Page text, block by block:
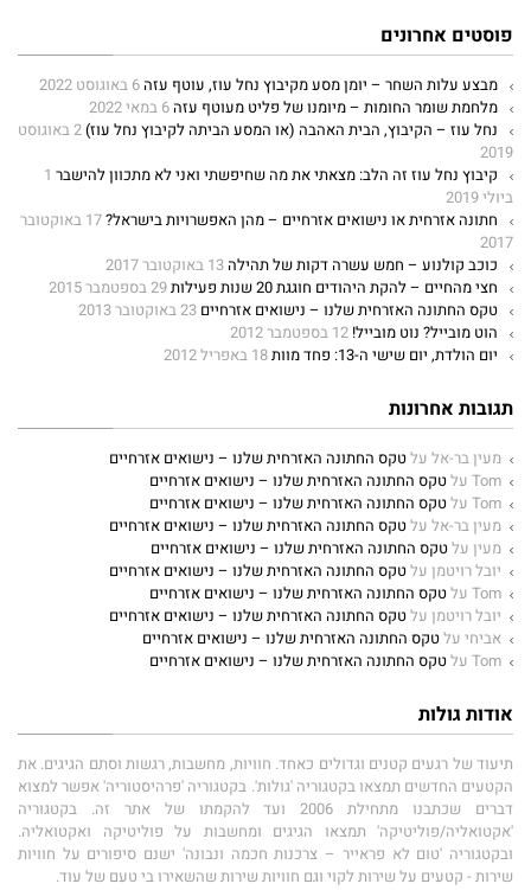
פוסטים אחרונים
מבצע עלות השחר – יומן מסע מקיבוץ נחל עוז, עוטף עזה 6 באוגוסט 2022
מלחמת שומר החומות – מיומנו של פליט מעוטף עזה 6 במאי 2022
נחל עוז – הקיבוץ, הבית האהבה (או המסע הביתה לקיבוץ נחל עוז)
2 באוגוסט
2019
קיבוץ נחל עוז זה הלב: מצאתי את מה שחיפשתי ואני לא מתכוון להישבר 1
ביולי 2019
חתונה אזרחית או נישואים אזרחיים – מהן האפשרויות בישראל?
17 באוקטובר
2017
כוכב קולנוע – חמש עשרה דקות של תהילה 13 באוקטובר 2017
חצי מהחיים – להקת היהודים חוגגת 20 שנות פעילות
29 בספטמבר 2015
טקס החתונה האזרחית שלנו – נישואים אזרחיים 23 באוקטובר 2013
הוט מובייל? נוט מובייל! 12 בספטמבר 2012
יום הולדת, יום שישי ה-13: פחד מוות
18 באפריל 2012
תגובות אחרונות
מעין בר-אל עלטקס החתונה האזרחית שלנו – נישואים אזרחיים
Tom עלטקס החתונה האזרחית שלנו – נישואים אזרחיים
Tom עלטקס החתונה האזרחית שלנו – נישואים אזרחיים
מעין בר-אל עלטקס החתונה האזרחית שלנו – נישואים אזרחיים
מעין עלטקס החתונה האזרחית שלנו – נישואים אזרחיים
יובל רויטמן עלטקס החתונה האזרחית שלנו – נישואים אזרחיים
Tom עלטקס החתונה האזרחית שלנו – נישואים אזרחיים
יובל רויטמן עלטקס החתונה האזרחית שלנו – נישואים אזרחיים
אביחי עלטקס החתונה האזרחית שלנו – נישואים אזרחיים
Tom עלטקס החתונה האזרחית שלנו – נישואים אזרחיים
אודות גולות
תיעוד של רגעים קטנים וגדולים כאחד. חוויות, מחשבות, רגשות וסתם הגיגים. את
הקטעים החדשים תמצאו בקטגוריה 'גולות'. בקטגוריה 'פרהיסטוריה' אפשר למצוא
דברים שכתבנו מתחילת 2006 ועד להקמתו של אתר זה. בקטגוריה
'אקטואליה/פוליטיקה' תמצאו הגיגים ומחשבות על פוליטיקה ואקטואליה.
ובקטגוריה 'טום לא פראייר – צרכנות חכמה ונבונה' ישנם סיפורים על חוויות
שירות - קטעים על שירות לקוי וגם חוויות שירות שהשאירו בי טעם של עוד.